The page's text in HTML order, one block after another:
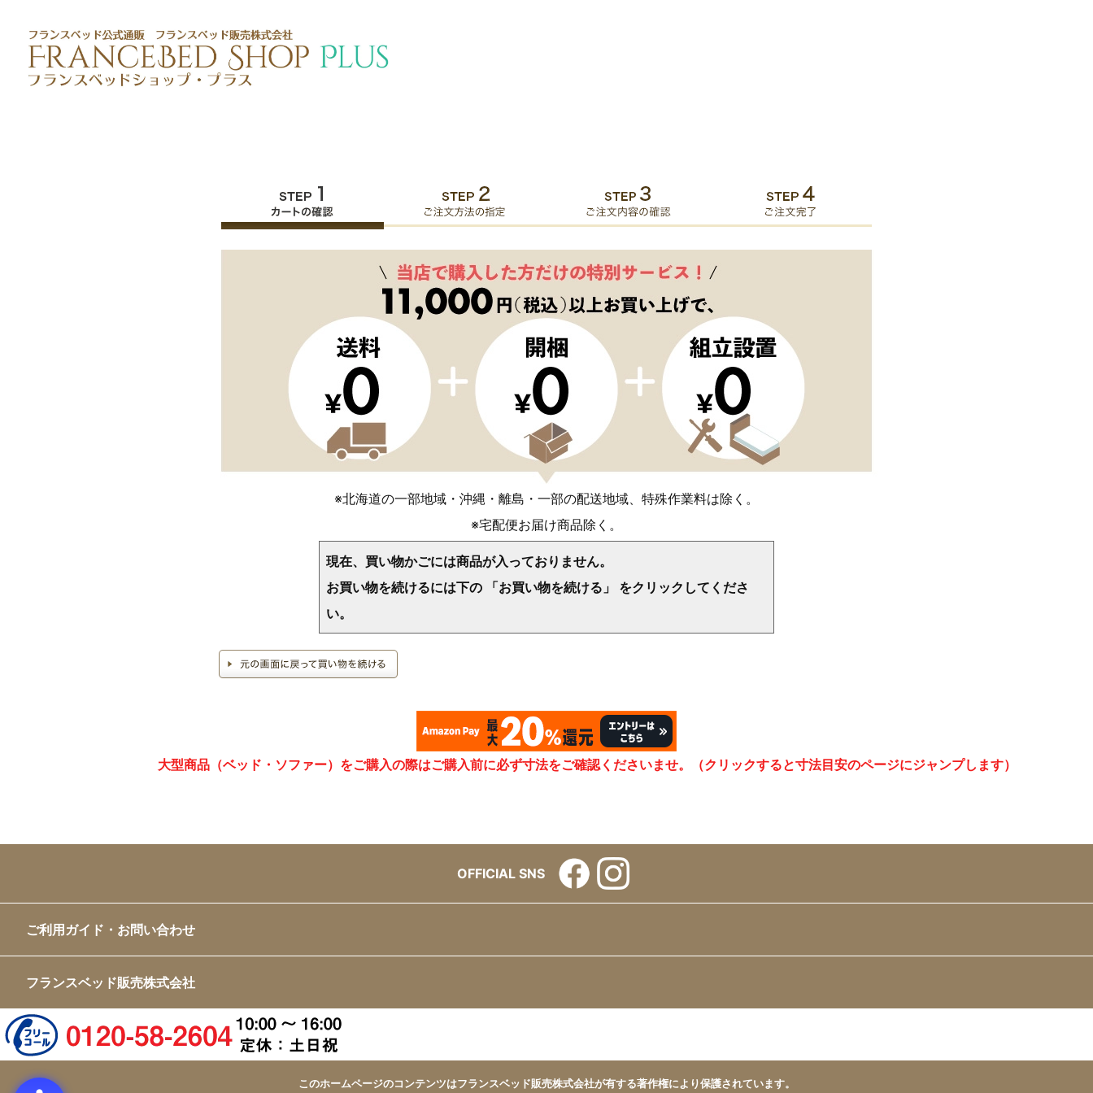
※北海道の一部地域・沖縄・離島・一部の配送地域、特殊作業料は除く。
※宅配便お届け商品除く。
現在、買い物かごには商品が入っておりません。
お買い物を続けるには下の 「お買い物を続ける」 をクリックしてくださ
い。
>
大型商品（ベッド・ソファー）をご購入の際はご購入前に必ず寸法をご確認くださいませ。（クリックすると寸法目安のページにジャンプします）
OFFICIAL SNS
ご利用ガイド・お問い合わせ
フランスベッド販売株式会社
このホームページのコンテンツはフランスベッド販売株式会社が有する著作権により保護されています。